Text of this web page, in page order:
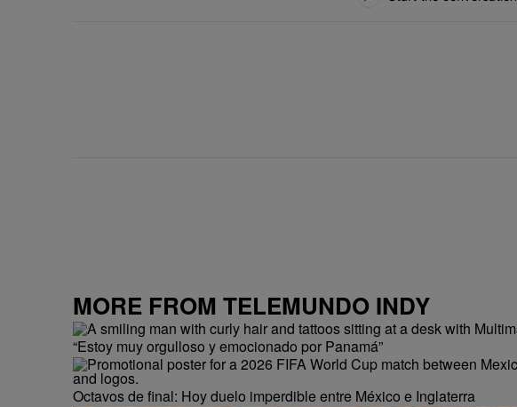
MORE FROM TELEMUNDO INDY
“Estoy muy orgulloso y emocionado por Panamá”
Octavos de final: Hoy duelo imperdible entre México e Inglaterra